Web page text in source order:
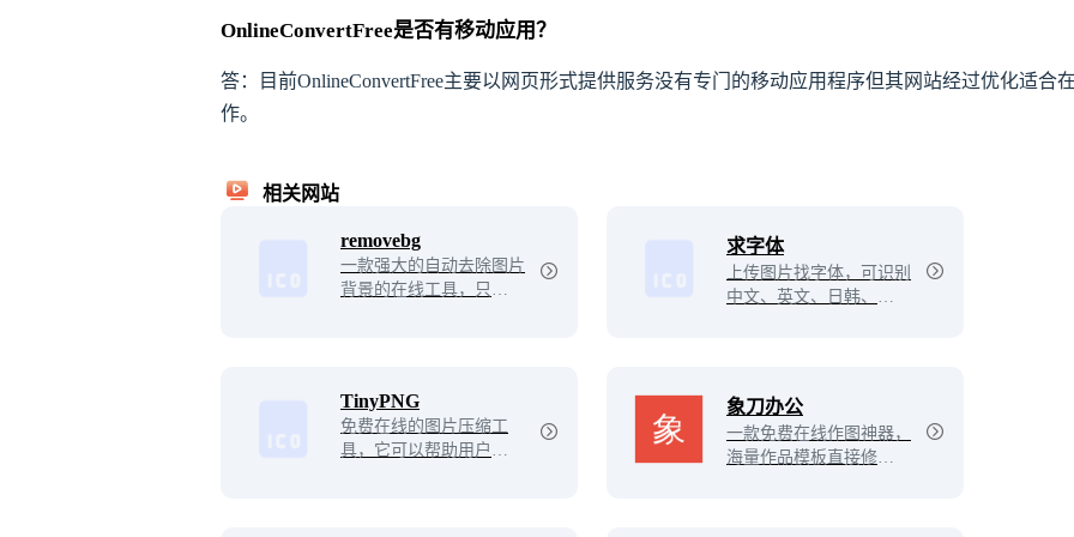
OnlineConvertFree是否有移动应用？
答：目前OnlineConvertFree主要以网页形式提供服务没有专门的移动应用程序但其网站经过优化适合
作。
相关网站
removebg
一款强大的自动去除图片
背景的在线工具，只需要
求字体
上传图片找字体，可识别
中文、英文、日韩、书法
TinyPNG
免费在线的图片压缩工
具，它可以帮助用户快速
象刀办公
一款免费在线作图神器，
海量作品模板直接修改文